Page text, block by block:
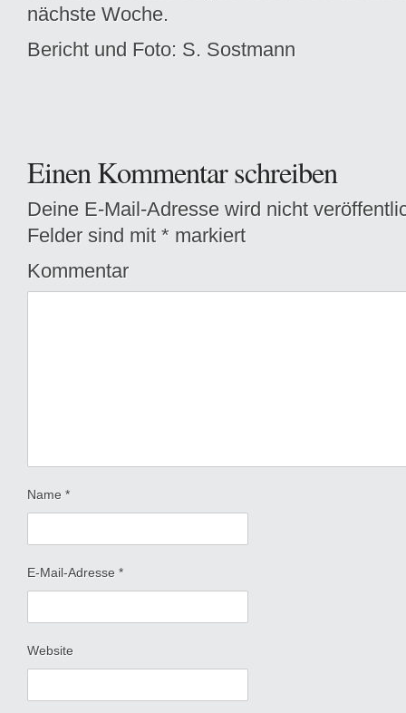
nächste Woche.
Bericht und Foto: S. Sostmann
Einen Kommentar schreiben
Deine E-Mail-Adresse wird nicht
Felder sind mit * markiert
Kommentar
Name *
E-Mail-Adresse *
Website